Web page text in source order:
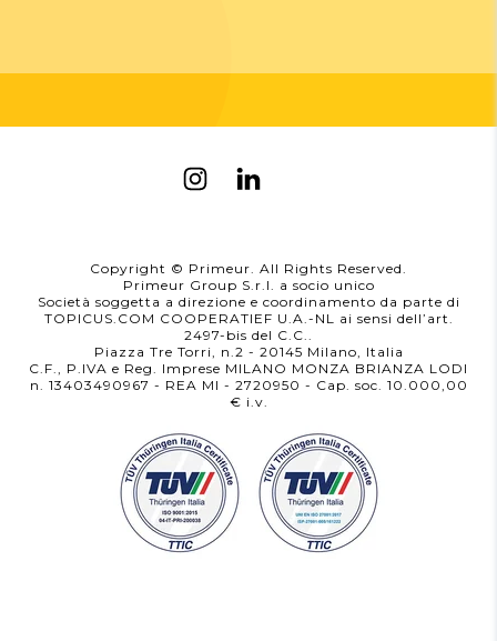
Copyright © Primeur. All Rights Reserved.
Primeur Group S.r.l. a socio unico
Società soggetta a direzione e coordinamento da parte di
TOPICUS.COM COOPERATIEF U.A.-NL ai sensi dell’art.
2497-bis del C.C..
Piazza Tre Torri, n.2 - 20145 Milano, Italia
C.F., P.IVA e Reg. Imprese MILANO MONZA BRIANZA LODI
n. 13403490967 - REA MI - 2720950 - Cap. soc. 10.000,00
i.v.